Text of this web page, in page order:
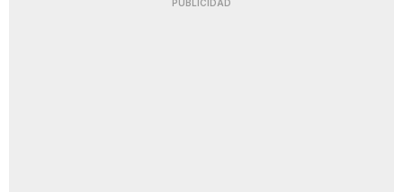
PUBLICIDAD